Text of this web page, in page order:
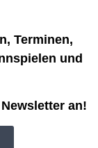
Terminen,
und
an!